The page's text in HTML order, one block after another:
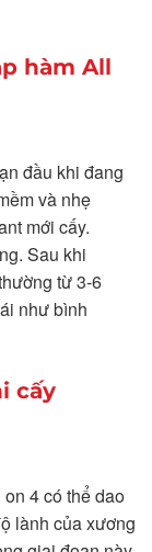
hàm All
đầu khi đang
và nhẹ
mới cấy.
Sau khi
từ 3-6
như bình
cấy
4 có thể dao
lành của xương